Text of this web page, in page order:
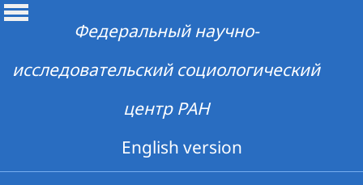
Федеральный научно-
исследовательский социологический
центр РАН
English version